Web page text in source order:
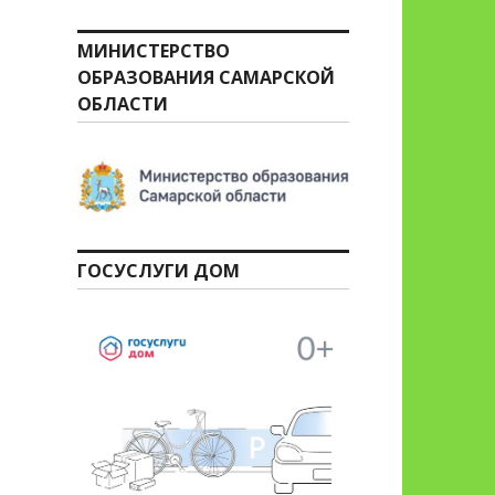
МИНИСТЕРСТВО
ОБРАЗОВАНИЯ САМАРСКОЙ
ОБЛАСТИ
ГОСУСЛУГИ ДОМ